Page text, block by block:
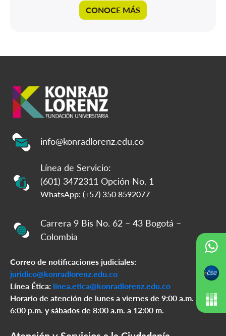
CONOCE MÁS
info@konradlorenz.edu.co
Línea de Servicio:
(601) 3472311 Opción No. 1
WhatsApp: (+57) 350 8592077
Carrera 9 Bis No. 62 – 43 Bogotá –
Colombia
Correo de notificaciones judiciales:
juridico@konradlorenz.edu.co
Línea Ética: linea.etica@konradlorenz.edu.co
Horario de atención de lunes a viernes de 9:00 a.m. a
6:00 p.m. y sábados de 8:00 a.m. a 12:00 m.